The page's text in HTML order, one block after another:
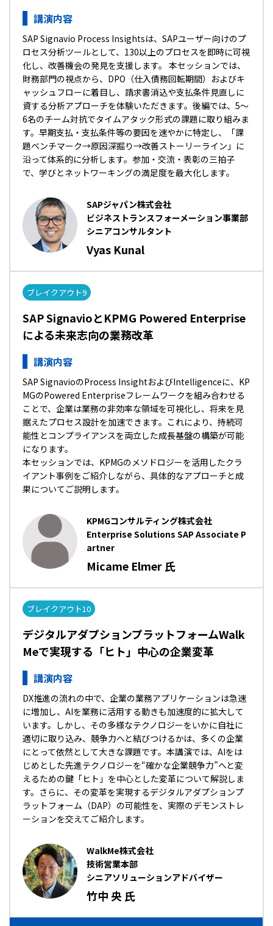
講演内容
SAP Signavio Process Insightsは、SAPユーザー向けのプ
ロセス分析ツールとして、130以上のプロセスを即時に可視
化し、改善機会の発見を支援します。 本セッションでは、
財務部門の視点から、DPO（仕入債務回転期間）およびキ
ャッシュフローに着目し、請求書消込や支払条件見直しに
資する分析アプローチを体験いただきます。後編では、5～
6名のチーム対抗でタイムアタック形式の課題に取り組みま
す。早期支払・支払条件等の要因を速やかに特定し、「課
題ベンチマーク→原因深掘り→改善ストーリーライン」に
沿って体系的に分析します。参加・交流・表彰の三拍子
で、学びとネットワーキングの満足度を最大化します。
SAPジャパン株式会社
ビジネストランスフォーメーション事業部
シニアコンサルタント
Vyas Kunal
ブレイクアウト9
SAP SignavioとKPMG Powered Enterprise
による未来志向の業務改革
講演内容
SAP SignavioのProcess InsightおよびIntelligenceに、KP
MGのPowered Enterpriseフレームワークを組み合わせる
ことで、企業は業務の非効率な領域を可視化し、将来を見
据えたプロセス設計を加速できます。これにより、持続可
能性とコンプライアンスを両立した成長基盤の構築が可能
になります。
本セッションでは、KPMGのメソドロジーを活用したクラ
イアント事例をご紹介しながら、具体的なアプローチと成
果についてご説明します。
KPMGコンサルティング株式会社
Enterprise Solutions SAP Associate P
artner
Micame Elmer 氏
ブレイクアウト10
デジタルアダプションプラットフォームWalk
Meで実現する「ヒト」中心の企業変革
講演内容
DX推進の流れの中で、企業の業務アプリケーションは急速
に増加し、AIを業務に活用する動きも加速度的に拡大して
います。しかし、その多様なテクノロジーをいかに自社に
適切に取り込み、競争力へと結びつけるかは、多くの企業
にとって依然として大きな課題です。本講演では、AIをは
じめとした先進テクノロジーを“確かな企業競争力”へと変
えるための鍵――「ヒト」を中心とした変革について解説しま
す。さらに、その変革を実現するデジタルアダプションプ
ラットフォーム（DAP）の可能性を、実際のデモンストレ
ーションを交えてご紹介します。
WalkMe株式会社
技術営業本部
シニアソリューションアドバイザー
竹中 央 氏